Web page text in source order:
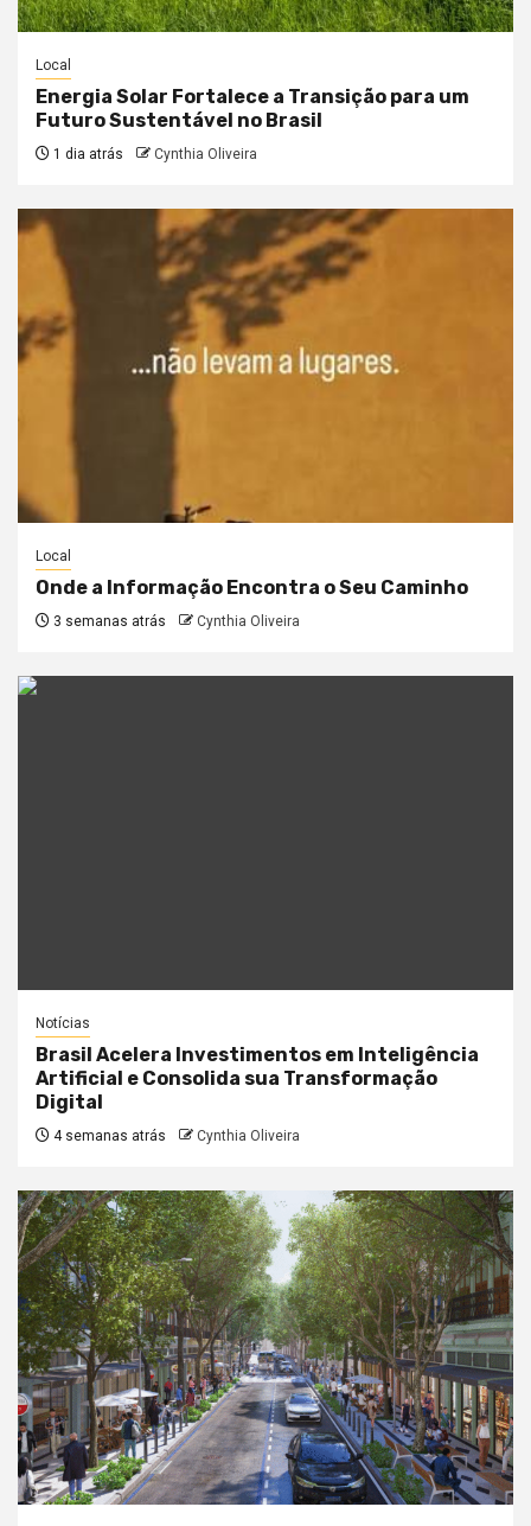
Local
Energia Solar Fortalece a Transição para um
Futuro Sustentável no Brasil
1 dia atrás Cynthia Oliveira
Local
Onde a Informação Encontra o Seu Caminho
3 semanas atrás Cynthia Oliveira
Notícias
Brasil Acelera Investimentos em Inteligência
Artificial e Consolida sua Transformação
Digital
4 semanas atrás Cynthia Oliveira